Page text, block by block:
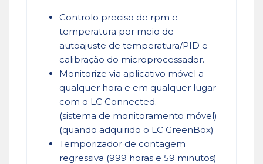
Controlo preciso de rpm e
temperatura por meio de
autoajuste de temperatura/PID e
calibração do microprocessador.
Monitorize via aplicativo móvel a
qualquer hora e em qualquer lugar
com o LC Connected.
(sistema de monitoramento móvel)
(quando adquirido o LC GreenBox)
Temporizador de contagem
regressiva (999 horas e 59 minutos)